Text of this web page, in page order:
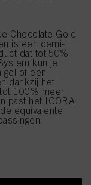
Chocolate Gold
is een demi-
dat tot 50%
kun je
gel of een
dankzij het
100% meer
past het IGORA
equivalente